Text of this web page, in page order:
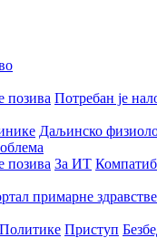
позива Потребан је
Даљинско
позива За ИТ
примарне
Политике Приступ